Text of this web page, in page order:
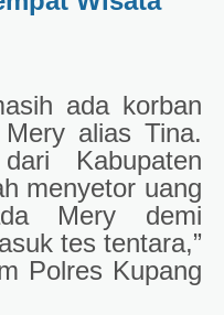
ada korban
alias Tina.
Kabupaten
menyetor uang
Mery demi
tes tentara,”
Polres Kupang